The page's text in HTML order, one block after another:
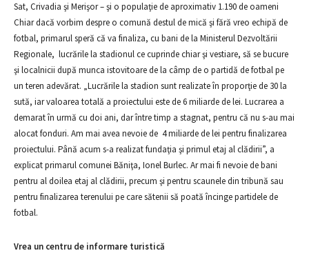
Sat, Crivadia şi Merişor – şi o populaţie de aproximativ 1.190 de oameni
Chiar dacă vorbim despre o comună destul de mică şi fără vreo echipă de
fotbal, primarul speră că va finaliza, cu bani de la Ministerul Dezvoltării
Regionale, lucrările la stadionul ce cuprinde chiar şi vestiare, să se bucure
şi localnicii după munca istovitoare de la câmp de o partidă de fotbal pe
un teren adevărat. „Lucrările la stadion sunt realizate în proporţie de 30 la
sută, iar valoarea totală a proiectului este de 6 miliarde de lei. Lucrarea a
demarat în urmă cu doi ani, dar între timp a stagnat, pentru că nu s-au mai
alocat fonduri. Am mai avea nevoie de 4 miliarde de lei pentru finalizarea
proiectului. Până acum s-a realizat fundaţia şi primul etaj al clădirii”, a
explicat primarul comunei Băniţa, Ionel Burlec. Ar mai fi nevoie de bani
pentru al doilea etaj al clădirii, precum şi pentru scaunele din tribună sau
pentru finalizarea terenului pe care sătenii să poată încinge partidele de
fotbal.
Vrea un centru de informare turistică